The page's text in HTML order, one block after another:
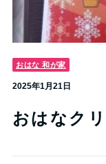
おはな 和が家
2025年1月21日
おはなク